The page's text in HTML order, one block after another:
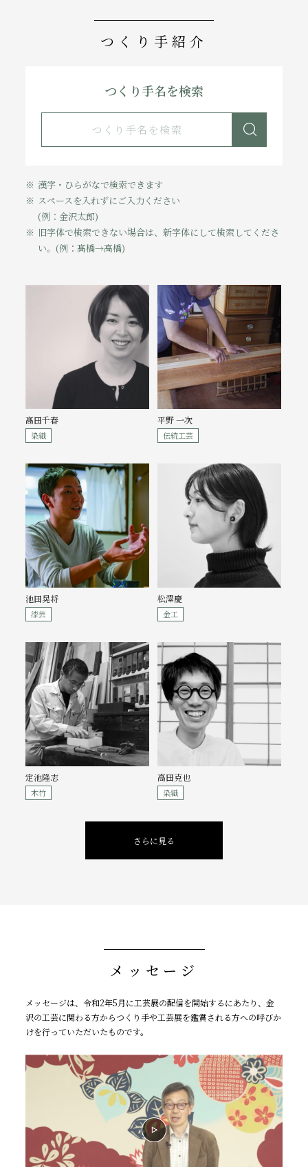
つくり手紹介
つくり手名を検索
漢字・ひらがなで検索できます
スペースを入れずにご入力ください
(例：金沢太郎)
旧字体で検索できない場合は、新字体にして検索してくださ
い。(例：髙橋→高橋)
髙田千春
染織
平野 一次
伝統工芸
池田晃将
漆芸
松澤慶
金工
定池隆志
木竹
高田克也
染織
さらに見る
メッセージ
メッセージは、令和2年5⽉に⼯芸展の配信を開始するにあたり、⾦
沢の⼯芸に関わる⽅からつくり⼿や⼯芸展を鑑賞される⽅への呼びか
けを⾏っていただいたものです。